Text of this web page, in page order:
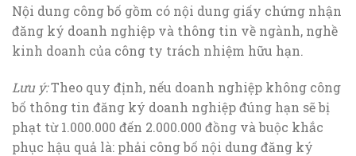
Nội dung công bố gồm có nội dung giấy chứng nhận
đăng ký doanh nghiệp và thông tin về ngành, nghề
kinh doanh của công ty trách nhiệm hữu hạn.
Lưu ý:Theo quy định, nếu doanh nghiệp không công
bố thông tin đăng ký doanh nghiệp đúng hạn sẽ bị
phạt từ 1.000.000 đến 2.000.000 đồng và buộc khắc
phục hậu quả là: phải công bố nội dung đăng ký